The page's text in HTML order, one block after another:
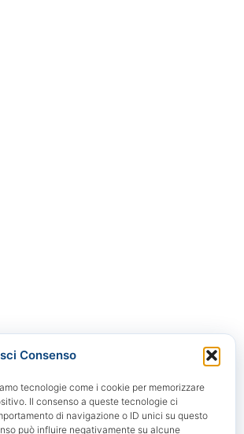
Consenso
tecnologie come i cookie per memorizzare
Il consenso a queste tecnologie ci
di navigazione o ID unici su questo
può influire negativamente su alcune